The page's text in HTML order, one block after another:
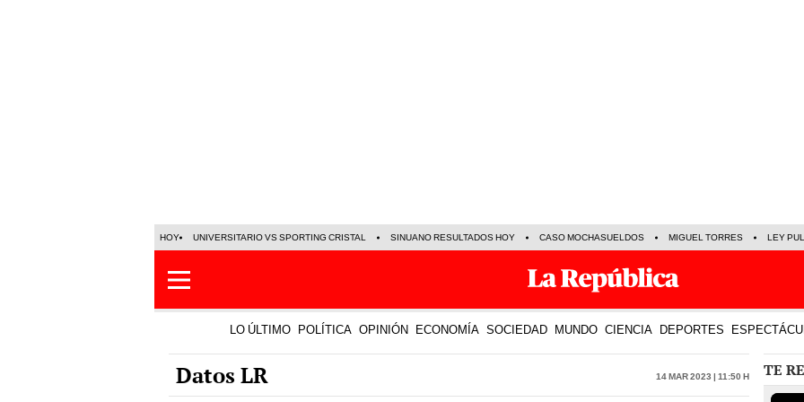
HOY UNIVERSITARIO VS SPORTING CRISTAL SINUANO RESULTADOS HOY CASO MOCHASUELDOS MIGUEL TORRES LEY
LO ÚLTIMO POLÍTICA OPINIÓN ECONOMÍA SOCIEDAD MUNDO CIENCIA DEPORTES
Datos LR 14 Mar 2023 | 11:50 h TE